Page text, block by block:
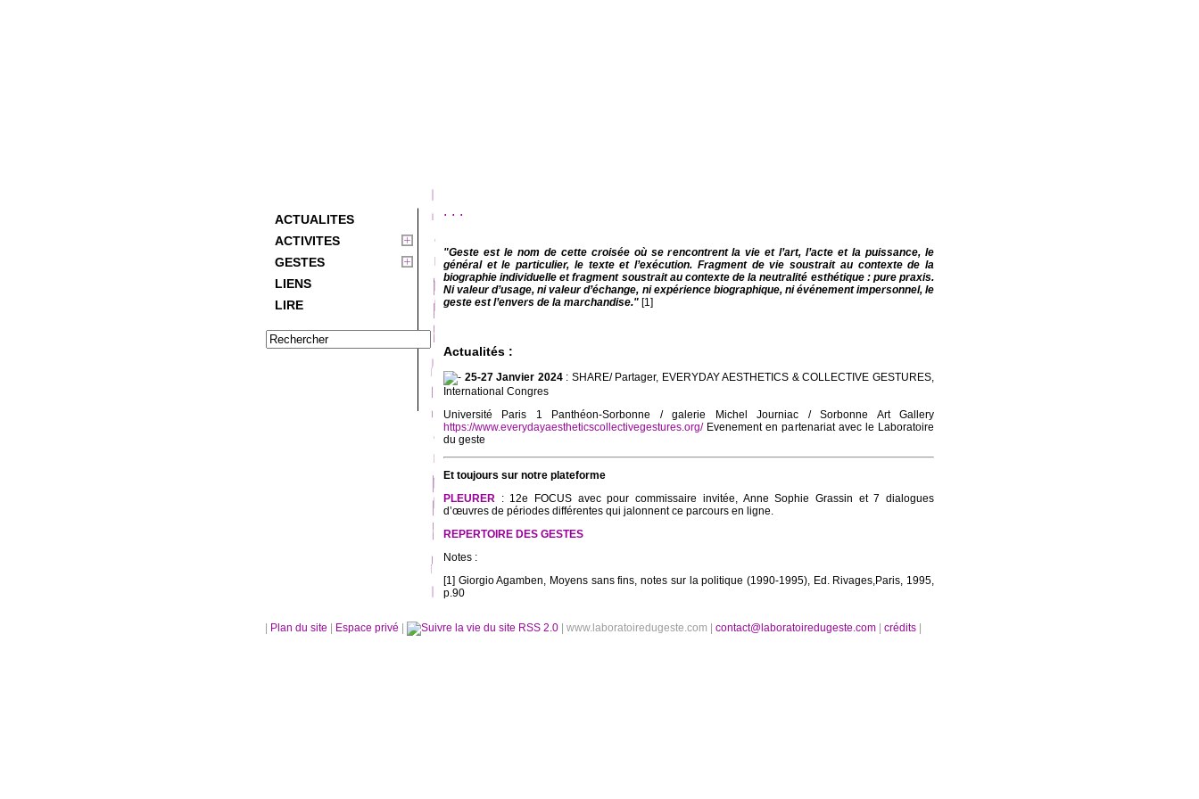
ACTUALITES
ACTIVITES
GESTES
LIENS
LIRE
...
"Geste est le nom de cette croisée où se rencontrent la vie et l’art, l’acte et la puissance, le
général et le particulier, le texte et l’exécution. Fragment de vie soustrait au contexte de la
biographie individuelle et fragment soustrait au contexte de la neutralité esthétique : pure praxis.
Ni valeur d’usage, ni valeur d’échange, ni expérience biographique, ni événement impersonnel, le
geste est l’envers de la marchandise." [1]
Actualités :
25-27 Janvier 2024: SHARE/ Partager, EVERYDAY AESTHETICS & COLLECTIVE GESTURES,
International Congres
Université Paris 1 Panthéon-Sorbonne / galerie Michel Journiac / Sorbonne Art Gallery
https://www.everydayaestheticscollectivegestures.org/Evenement en partenariat avec le Laboratoire
du geste
Et toujours sur notre plateforme
PLEURER : 12e FOCUS avec pour commissaire invitée, Anne Sophie Grassin et 7 dialogues
d’œuvres de périodes différentes qui jalonnent ce parcours en ligne.
REPERTOIRE DES GESTES
Notes :
[1] Giorgio Agamben, Moyens sans fins, notes sur la politique (1990-1995), Ed. Rivages,Paris, 1995,
p.90
Plan du site Espace privé RSS 2.0 | www.laboratoiredugeste.com | contact@laboratoiredugeste.com crédits